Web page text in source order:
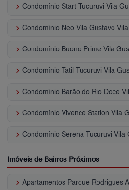
keyboard_arrow_right Condomínio Start Tucuruvi Vila
keyboard_arrow_right Condomínio Neo Vila Gustavo
keyboard_arrow_right Condomínio Buono Prime Vila
keyboard_arrow_right Condomínio Tatil Tucuruvi Vila
keyboard_arrow_right Condomínio Barão do Rio Doce
keyboard_arrow_right Condomínio Vivence Station Vila
keyboard_arrow_right Condomínio Serena Tucuruvi Vila
Imóveis de Bairros Próximos
keyboard_arrow_right Apartamentos Parque Rodrigues